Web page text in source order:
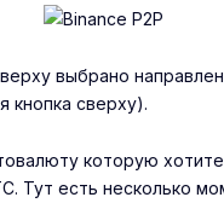
выбрано
кнопка сверху).
которую
Тут есть несколько